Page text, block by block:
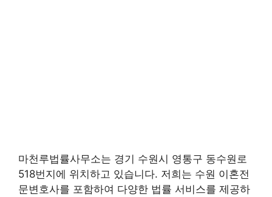
마천루법률사무소는 경기 수원시 영통구 동수원로
518번지에 위치하고 있습니다. 저희는 수원 이혼전
문변호사를 포함하여 다양한 법률 서비스를 제공하